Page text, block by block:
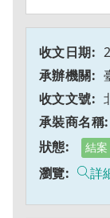
結案
詳